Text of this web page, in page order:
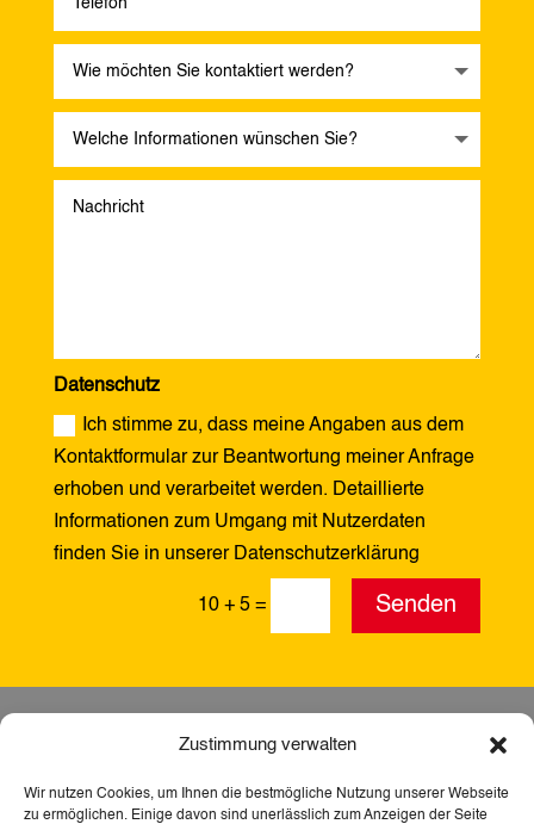
Zustimmung verwalten
Wir nutzen Cookies, um Ihnen die bestmögliche Nutzung unserer Webseite
zu ermöglichen. Einige davon sind unerlässlich zum Anzeigen der Seite
Datenschutz
Ich stimme zu, dass meine Angaben aus dem
Kontaktformular zur Beantwortung meiner Anfrage
erhoben und verarbeitet werden. Detaillierte
Informationen zum Umgang mit Nutzerdaten
finden Sie in unserer Datenschutzerklärung
10 + 5 = Senden